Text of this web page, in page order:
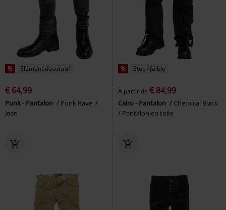
% Élément décoratif
€ 64,99
Punk - Pantalon
Punk Rave
Jean
% Stock faible
À partir de € 84,99
Cairo - Pantalon
Chemical Black
Pantalon en toile